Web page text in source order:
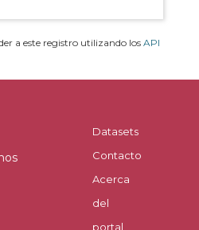
a este registro utilizando los API
Datasets
Contacto
Acerca
del
portal